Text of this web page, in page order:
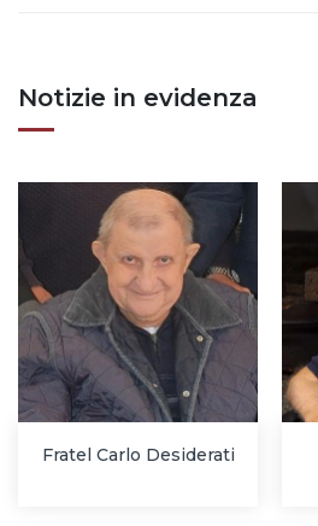
Notizie in evidenza
Fratel Carlo Desiderati